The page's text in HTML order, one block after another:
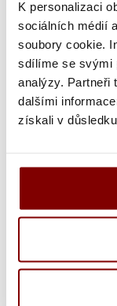
K personalizaci
sociálních médií
soubory cookie.
sdílíme se svými
analýzy. Partneři
dalšími
získali v
používajú v
druhov rýb.
do sveta
ich sortiment
tradičných
najlepšie z
Togashi. Kováč
výnimočne
sídlo sa
s uhlíkovou
Pekný detail:
farba obalu, v